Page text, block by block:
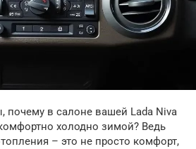
почему в салоне вашей Lada Niva
холодно зимой? Ведь
– это не просто комфорт,